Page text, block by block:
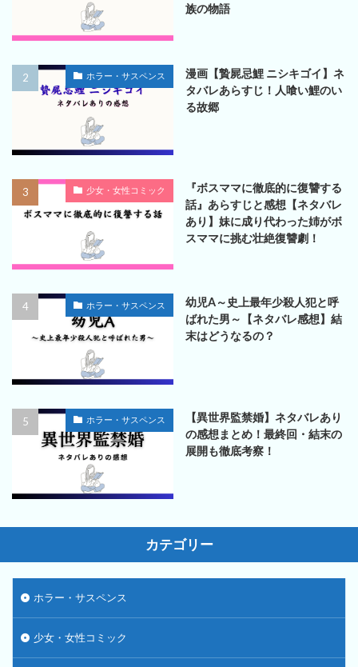
族の物語
ホラー・サスペンス
漫画【贄屍忌鯉 ニシキゴイ】ネ
タバレあらすじ！人喰い鯉のい
る故郷
少女・女性コミック
『ボスママに徹底的に復讐する
話』あらすじと感想【ネタバレ
あり】妹に成り代わった姉がボ
スママに挑む壮絶復讐劇！
ホラー・サスペンス
幼児A～史上最年少殺人犯と呼
ばれた男～【ネタバレ感想】結
末はどうなるの？
ホラー・サスペンス
【異世界監禁婚】ネタバレあり
の感想まとめ！最終回・結末の
展開も徹底考察！
カテゴリー
ホラー・サスペンス
少女・女性コミック